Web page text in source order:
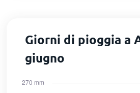
Giorni di pioggia a
giugno